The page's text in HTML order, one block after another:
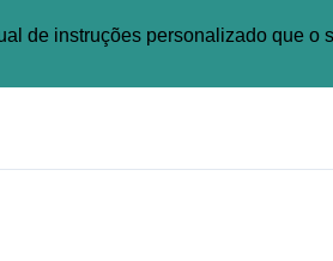
de instruções personalizado que o